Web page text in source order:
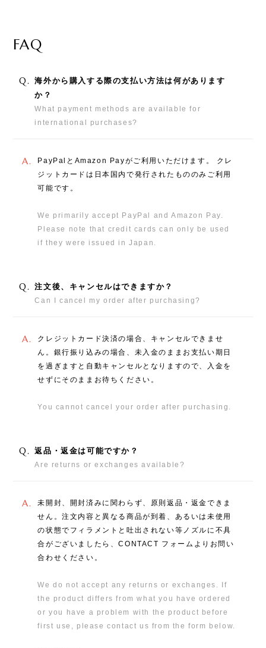
FAQ
Q.
海外から購入する際の支払い方法は何があります
か？
What payment methods are available for
international purchases?
A.
PayPalとAmazon Payがご利用いただけます。 クレ
ジットカードは日本国内で発行されたもののみご利用
可能です。
We primarily accept PayPal and Amazon Pay.
Please note that credit cards can only be used
if they were issued in Japan.
Q. 注文後、キャンセルはできますか？
Can I cancel my order after purchasing?
A.
クレジットカード決済の場合、キャンセルできませ
ん。銀行振り込みの場合、未入金のままお支払い期日
を過ぎますと自動キャンセルとなりますので、入金を
せずにそのままお待ちください。
You cannot cancel your order after purchasing.
Q. 返品・返金は可能ですか？
Are returns or exchanges available?
A.
未開封、開封済みに関わらず、原則返品・返金できま
せん。注文内容と異なる商品が到着、あるいは未使用
の状態でフィラメントと吐出されない等ノズルに不具
合がございましたら、CONTACT フォームよりお問い
合わせください。
We do not accept any returns or exchanges. If
the product differs from what you have ordered
or you have a problem with the product before
first use, please contact us from the form below.